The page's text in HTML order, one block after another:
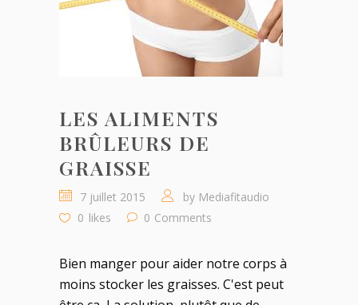
LES ALIMENTS
BRÛLEURS DE
GRAISSE
7 juillet 2015 by Mediafitaudio
0 likes 0 Comments
Bien manger pour aider notre corps à
moins stocker les graisses. C'est peut